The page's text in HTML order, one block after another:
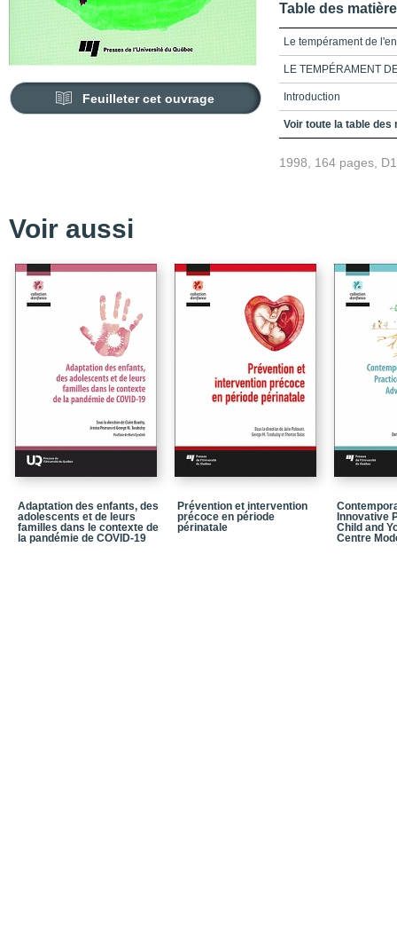
Feuilleter cet ouvrage
Table des
Le tempérament de
LE TEMPÉRAMENT
Introduction
Chapitre
tempérament de
Chapitre 2_Agression
Chapitre 5_Le
enfant
Notices biographiques
Bibliographie
Index
Voir toute la table des
1998, 164 pages,
Voir aussi
Adaptation des enfants, des
adolescents et de leurs
familles dans le contexte de
la pandémie de COVID-19
Prévention et intervention
précoce en période
périnatale
Innovative
Child and
Centre